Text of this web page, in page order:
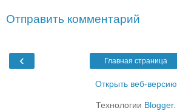
Отправить комментарий
‹ Главная страница
Открыть веб-версию
Технологии Blogger.